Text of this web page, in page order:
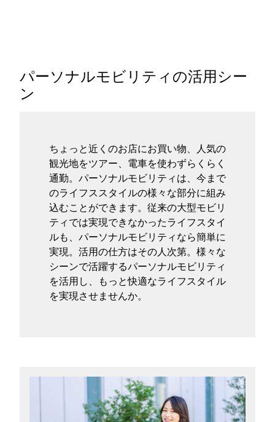
パーソナルモビリティの活用シー
ン
ちょっと近くのお店にお買い物、人気の
観光地をツアー、電車を使わずらくらく
通勤。パーソナルモビリティは、今まで
のライフススタイルの様々な部分に組み
込むことができます。従来の大型モビリ
ティでは実現できなかったライフスタイ
ルも、パーソナルモビリティなら簡単に
実現。活用の仕方はその人次第。様々な
シーンで活躍するパーソナルモビリティ
を活用し、もっと快適なライフスタイル
を実現させませんか。